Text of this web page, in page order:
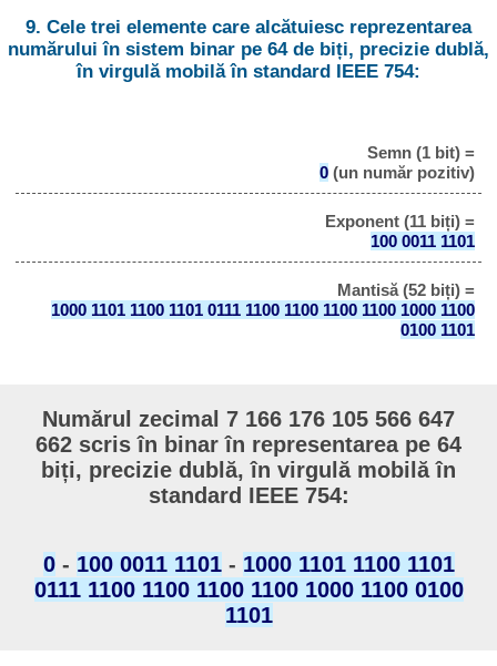
9. Cele trei elemente care alcătuiesc reprezentarea
numărului în sistem binar pe 64 de biți, precizie dublă,
în virgulă mobilă în standard IEEE 754:
Semn (1 bit) =
0(un număr pozitiv)
Exponent (11 biți) =
100 0011 1101
Mantisă (52 biți) =
1000 1101 1100 1101 0111 1100 1100 1100 1100 1000 1100
0100 1101
Numărul zecimal 7 166 176 105 566 647
662 scris în binar în representarea pe 64
biți, precizie dublă, în virgulă mobilă în
standard IEEE 754:
0- 100 0011 1101- 1000 1101 1100 1101
0111 1100 1100 1100 1100 1000 1100 0100
1101